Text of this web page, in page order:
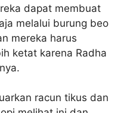
dapat membuat
melalui burung beo
mereka harus
ketat karena Radha
racun tikus dan